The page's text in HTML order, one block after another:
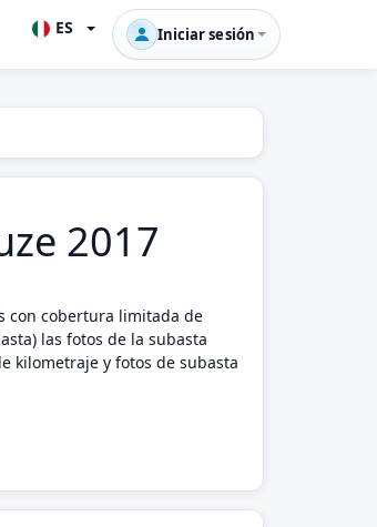
ES Iniciar sesión
2017
con cobertura limitada de
las fotos de la subasta
kilometraje y fotos de subasta